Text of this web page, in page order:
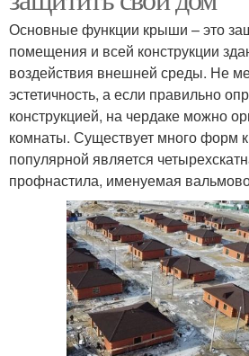
Основные функции крыши – это
помещения и всей конструкции
воздействия внешней среды. Не
эстетичность, а если правильно
конструкцией, на чердаке можно
комнаты. Существует много форм
популярной является
профнастила, именуемая